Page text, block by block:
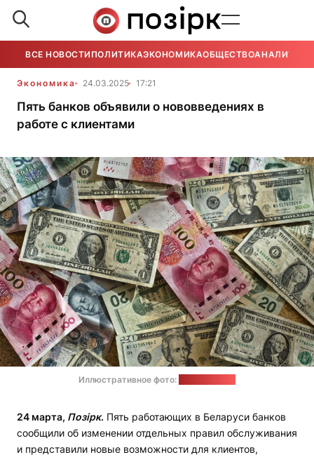
ВСЕ НОВОСТИ ПОЛИТИКАЭКОНОМИКАОБЩЕСТВОАНАЛИТИКА
Экономика 24.03.2025 17:21
Пять банков объявили о нововведениях в
работе с клиентами
Иллюстративное фото:
24 марта, Позірк. Пять работающих в Беларуси банков
сообщили об изменении отдельных правил обслуживания
и представили новые возможности для клиентов,